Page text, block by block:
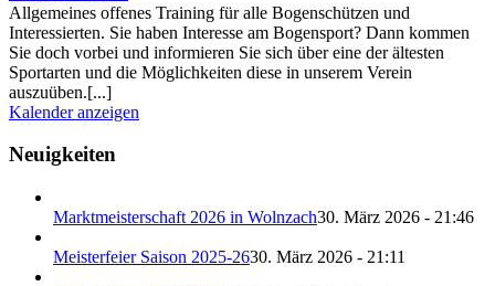
Allgemeines offenes Training für alle Bogenschützen und
Interessierten. Sie haben Interesse am Bogensport? Dann kommen
Sie doch vorbei und informieren Sie sich über eine der ältesten
Sportarten und die Möglichkeiten diese in unserem Verein
auszuüben.[...]
Kalender anzeigen
Neuigkeiten
Marktmeisterschaft 2026 in Wolnzach30. März 2026 - 21:46
Meisterfeier Saison 2025-2630. März 2026 - 21:11